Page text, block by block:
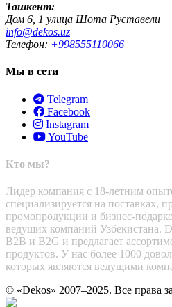
Ташкент:
Дом 6, 1 улица Шота Руставели
info@dekos.uz
Телефон: +998555110066
Мы в сети
Telegram
Facebook
Instagram
YouTube
Кто мы?
Лидер компания с 18-летним
специализируется на поставках,
промопродукции и бизнес-
ведущих компаний Узбекистана.
B2B и B2G и предлагает
продуктов. У нас более 1000
которых являются ведущими
© «Dekos» 2007–2025. Все права